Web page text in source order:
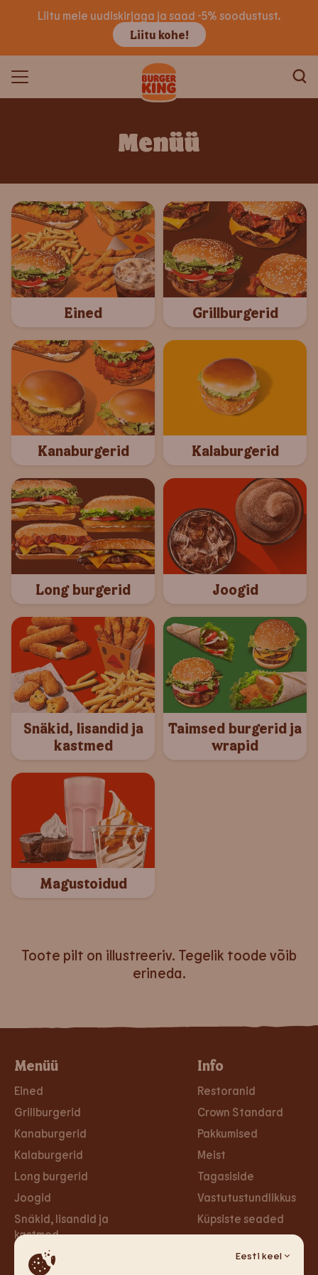
Eesti keel
Liitu meie uudiskirjaga ja saad -5% soodustust.
Liitu kohe!
Menüü
Eined Grillburgerid
Kanaburgerid Kalaburgerid
Long burgerid Joogid
Snäkid, lisandid ja
kastmed
Taimsed burgerid ja
wrapid
Magustoidud
Toote pilt on illustreeriv. Tegelik toode võib
erineda.
Menüü
Eined
Grillburgerid
Kanaburgerid
Kalaburgerid
Long burgerid
Joogid
Snäkid, lisandid ja
kastmed
Taimsed burgerid ja
wrapid
Info
Restoranid
Crown Standard
Pakkumised
Meist
Tagasiside
Vastutustundlikkus
Küpsiste seaded
Ligipääsetavus